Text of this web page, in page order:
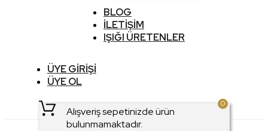
BLOG
İLETIŞIM
IŞIĞI ÜRETENLER
ÜYE GIRIŞI
ÜYE OL
0
Alışveriş sepetinizde ürün
bulunmamaktadır.